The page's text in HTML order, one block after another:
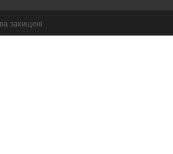
захищені